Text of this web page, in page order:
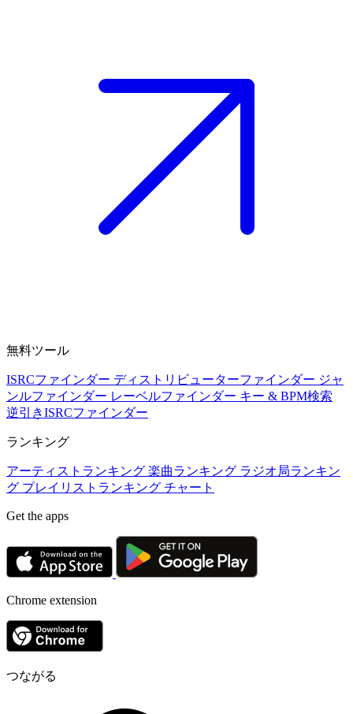
無料ツール
ISRCファインダー ディストリビューターファインダー ジャ
ンルファインダー レーベルファインダー キー & BPM検索
逆引きISRCファインダー
ランキング
アーティストランキング 楽曲ランキング ラジオ局ランキン
グ プレイリストランキング チャート
Get the apps
Chrome extension
つながる